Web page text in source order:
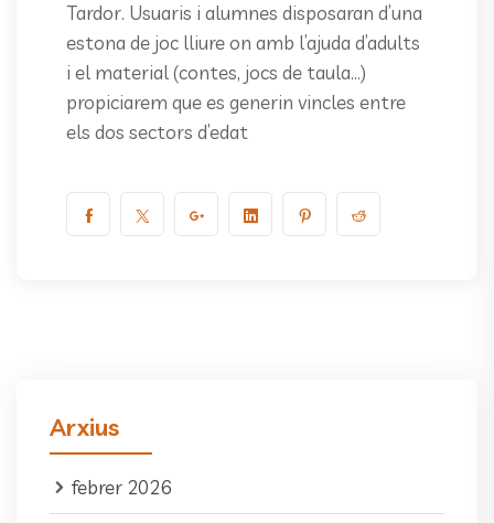
Tardor. Usuaris i alumnes disposaran d’una
estona de joc lliure on amb l’ajuda d’adults
i el material (contes, jocs de taula…)
propiciarem que es generin vincles entre
els dos sectors d’edat
Arxius
febrer 2026